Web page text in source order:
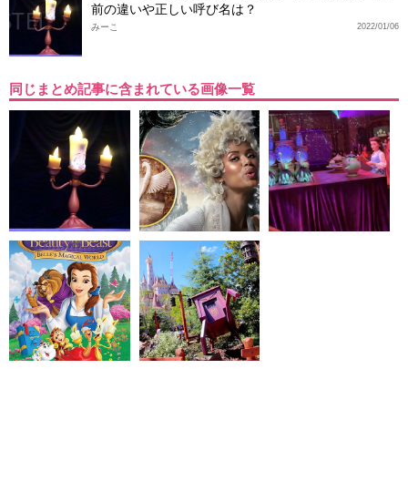
前の違いや正しい呼び名は？
2022/01/06
みーこ
同じまとめ記事に含まれている画像一覧